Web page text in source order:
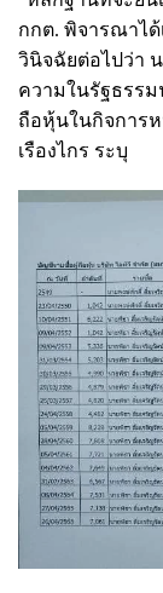
กกต. พิจารณาไ
วินิจฉัยต่อไปว่า
ความในรัฐธรรม
ถือหุ้นในกิจการ
เรืองไกร ระบุ